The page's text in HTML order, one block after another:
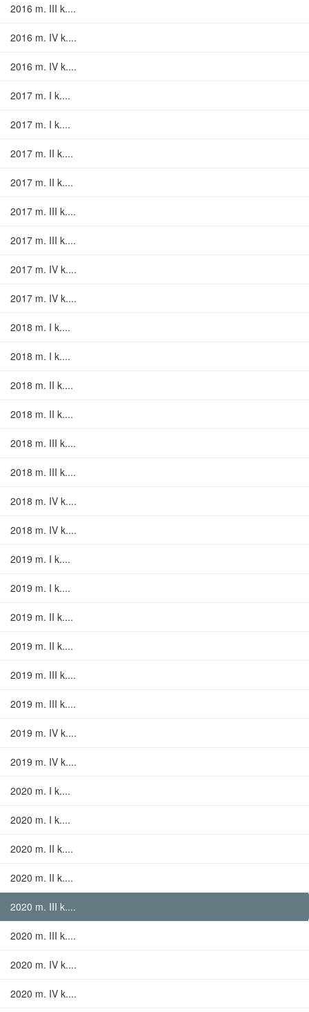
2016 m. III k....
2016 m. IV k....
2016 m. IV k....
2017 m. I k....
2017 m. I k....
2017 m. II k....
2017 m. II k....
2017 m. III k....
2017 m. III k....
2017 m. IV k....
2017 m. IV k....
2018 m. I k....
2018 m. I k....
2018 m. II k....
2018 m. II k....
2018 m. III k....
2018 m. III k....
2018 m. IV k....
2018 m. IV k....
2019 m. I k....
2019 m. I k....
2019 m. II k....
2019 m. II k....
2019 m. III k....
2019 m. III k....
2019 m. IV k....
2019 m. IV k....
2020 m. I k....
2020 m. I k....
2020 m. II k....
2020 m. II k....
2020 m. III k....
2020 m. III k....
2020 m. IV k....
2020 m. IV k....